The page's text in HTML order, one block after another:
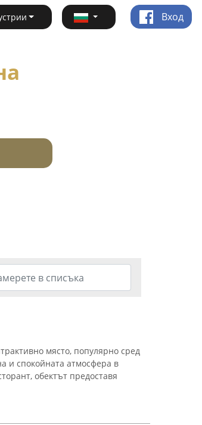
Вход
място, популярно сред
и спокойната атмосфера в
обектът предоставя